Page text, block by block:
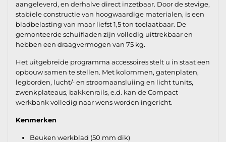
aangeleverd, en derhalve direct inzetbaar. Door de stevige,
stabiele constructie van hoogwaardige materialen, is een
bladbelasting van maar liefst 1,5 ton toelaatbaar. De
gemonteerde schuifladen zijn volledig uittrekbaar en
hebben een draagvermogen van 75 kg.
Het uitgebreide programma accessoires stelt u in staat een
opbouw samen te stellen. Met kolommen, gatenplaten,
legborden, lucht/- en stroomaansluiing en licht tunits,
zwenkplateaus, bakkenrails, e.d. kan de Compact
werkbank volledig naar wens worden ingericht.
Kenmerken
Beuken werkblad (50 mm dik)